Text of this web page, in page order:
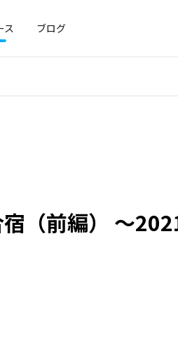
ス ブログ
（前編） 〜